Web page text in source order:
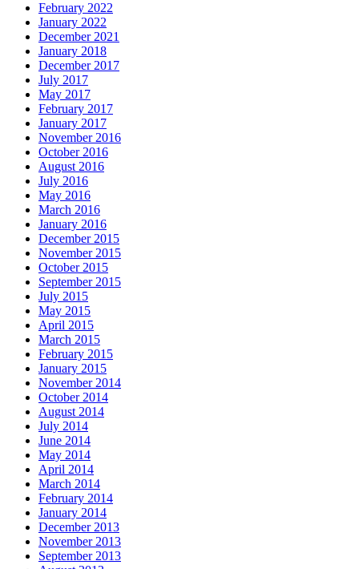
February 2022
January 2022
December 2021
January 2018
December 2017
July 2017
May 2017
February 2017
January 2017
November 2016
October 2016
August 2016
July 2016
May 2016
March 2016
January 2016
December 2015
November 2015
October 2015
September 2015
July 2015
May 2015
April 2015
March 2015
February 2015
January 2015
November 2014
October 2014
August 2014
July 2014
June 2014
May 2014
April 2014
March 2014
February 2014
January 2014
December 2013
November 2013
September 2013